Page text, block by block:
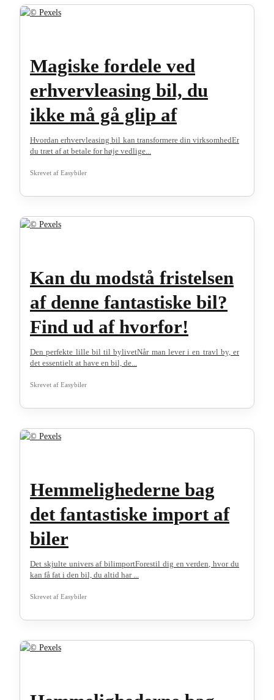
Magiske fordele ved
erhvervleasing bil, du
ikke må gå glip af
Hvordan erhvervleasing bil kan transformere din virksomhedEr
du træt af at betale for høje vedlige...
Skrevet af Easybiler
Kan du modstå fristelsen
af denne fantastiske bil?
Find ud af hvorfor!
Den perfekte lille bil til bylivetNår man lever i en travl by, er
det essentielt at have en bil, de...
Skrevet af Easybiler
Hemmelighederne bag
det fantastiske import af
biler
Det skjulte univers af bilimportForestil dig en verden, hvor du
kan få fat i den bil, du altid har ...
Skrevet af Easybiler